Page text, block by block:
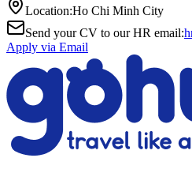
Location:Ho Chi Minh City
Send your CV to our HR email:
Apply via Email